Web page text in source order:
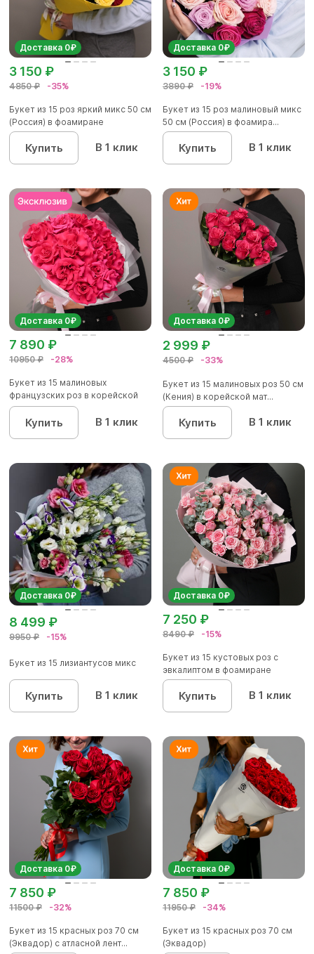
Доставка 0₽
4850 ₽ -35%
3 150 ₽
Букет из 15 роз яркий микс 50 см
(Россия) в фоамиране
Купить В 1 клик
Доставка 0₽
3890 ₽ -19%
3 150 ₽
Букет из 15 роз малиновый микс
50 см (Россия) в фоамира...
Купить В 1 клик
Доставка 0₽
10950 ₽ -28%
7 890 ₽
Букет из 15 малиновых
французских роз в корейской
матов...
Купить В 1 клик
Доставка 0₽
4500 ₽ -33%
2 999 ₽
Букет из 15 малиновых роз 50 см
(Кения) в корейской мат...
Купить В 1 клик
Доставка 0₽
9950 ₽ -15%
8 499 ₽
Букет из 15 лизиантусов микс
Купить В 1 клик
Доставка 0₽
8490 ₽ -15%
7 250 ₽
Букет из 15 кустовых роз с
эвкалиптом в фоамиране
Купить В 1 клик
Доставка 0₽
11500 ₽ -32%
7 850 ₽
Букет из 15 красных роз 70 см
(Эквадор) с атласной лент...
Доставка 0₽
11950 ₽ -34%
7 850 ₽
Букет из 15 красных роз 70 см
(Эквадор)